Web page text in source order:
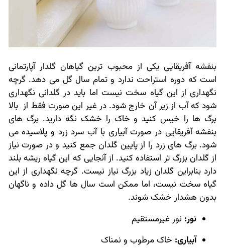
بنفشه آفریقایی یکی از محبوب ترین گیاهان گلدار آپارتمانی
است که دوره استراحت ندارد و تمام سال گل می دهد. گرچه
نگهداری از این گیاه سخت نیست اما باید در گلدانی نگهداری
شود که آب از زیر آن خارج شود. در غیر این صورت فقط از بالا
برگ ها را خیس کنید و خاک را خشک نگه دارید. برگ های
بنفشه آفریقایی در صورت آبیاری با آب سرد زرد و پلاسیده می
شود. برگ های زرد را از پایین گلدان جمع کنید و در صورت نیاز
از گلدان بزرگ تر استفاده کنید. از آنجایی که این گیاه ریشه بلند
دارد بنابراین گلدان زیاد بزرگ نیاز نیست. گرچه نگهداری از این
گیاه سخت نیست، اما ممکن است سال ها گل داده و ناگهان
بدون هشدار خشک شوند.
نور: نور غیرمستقیم
آبیاری: خاک مرطوب و نمناک